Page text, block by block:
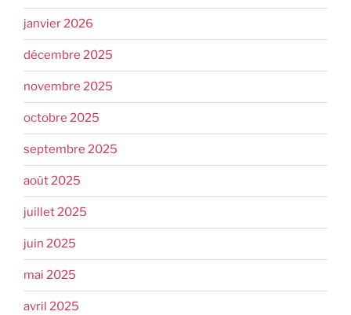
janvier 2026
décembre 2025
novembre 2025
octobre 2025
septembre 2025
août 2025
juillet 2025
juin 2025
mai 2025
avril 2025